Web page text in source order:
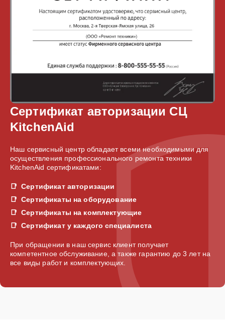
Сертификат авторизации СЦ
KitchenAid
Наш сервисный центр обладает всеми необходимыми для
осуществления профессионального ремонта техники
KitchenAid сертификатами:
Сертификат авторизации
Сертификаты на оборудование
Сертификаты на комплектующие
Сертификат у каждого специалиста
При обращении в наш сервис клиент получает
компетентное обслуживание, а также гарантию до 3 лет на
все виды работ и комплектующих.